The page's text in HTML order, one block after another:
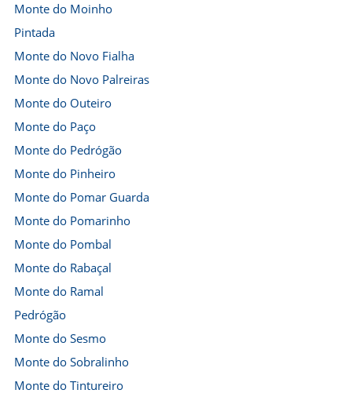
Monte do Moinho
Pintada
Monte do Novo Fialha
Monte do Novo Palreiras
Monte do Outeiro
Monte do Paço
Monte do Pedrógão
Monte do Pinheiro
Monte do Pomar Guarda
Monte do Pomarinho
Monte do Pombal
Monte do Rabaçal
Monte do Ramal
Pedrógão
Monte do Sesmo
Monte do Sobralinho
Monte do Tintureiro